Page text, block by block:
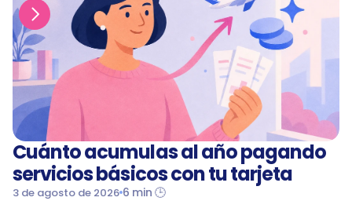
Cuánto acumulas al año pagando
servicios básicos con tu tarjeta
3 de agosto de 2026 6 min 🕒